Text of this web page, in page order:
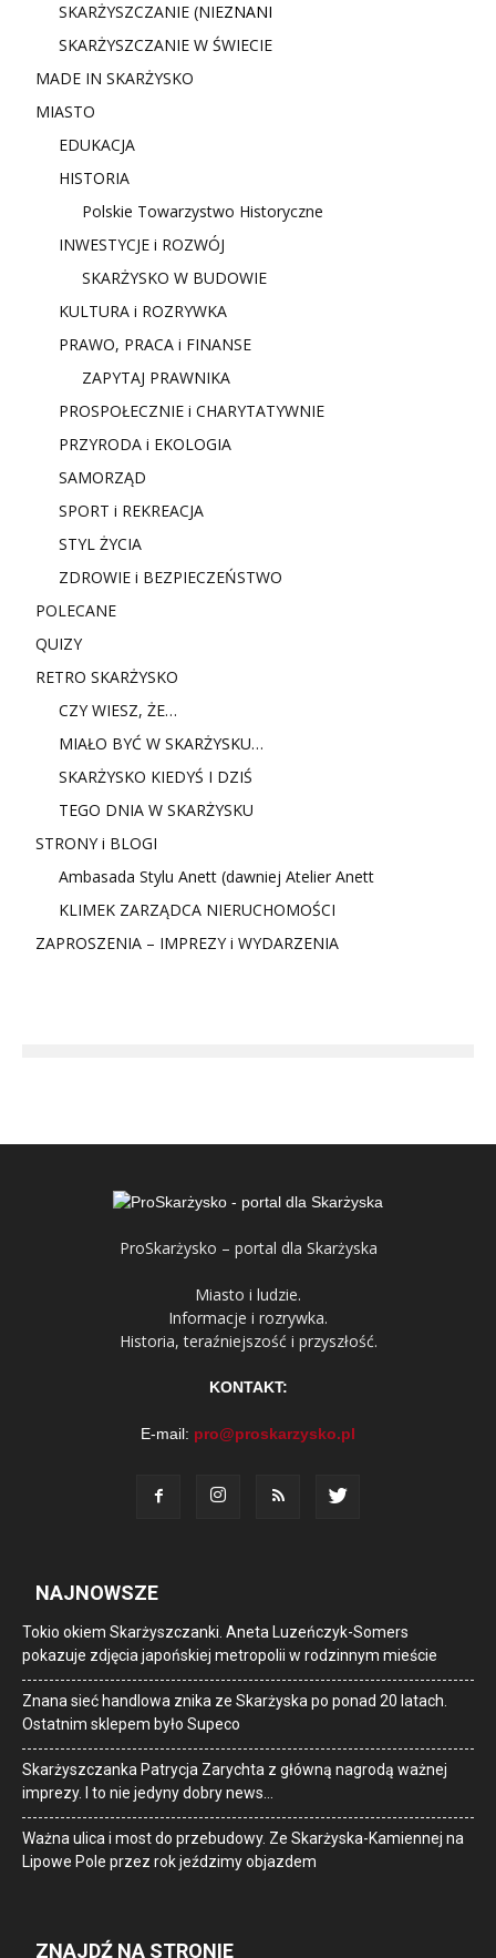
SKARŻYSZCZANIE (NIEZNANI
SKARŻYSZCZANIE W ŚWIECIE
MADE IN SKARŻYSKO
MIASTO
EDUKACJA
HISTORIA
Polskie Towarzystwo Historyczne
INWESTYCJE i ROZWÓJ
SKARŻYSKO W BUDOWIE
KULTURA i ROZRYWKA
PRAWO, PRACA i FINANSE
ZAPYTAJ PRAWNIKA
PROSPOŁECZNIE i CHARYTATYWNIE
PRZYRODA i EKOLOGIA
SAMORZĄD
SPORT i REKREACJA
STYL ŻYCIA
ZDROWIE i BEZPIECZEŃSTWO
POLECANE
QUIZY
RETRO SKARŻYSKO
CZY WIESZ, ŻE…
MIAŁO BYĆ W SKARŻYSKU…
SKARŻYSKO KIEDYŚ I DZIŚ
TEGO DNIA W SKARŻYSKU
STRONY i BLOGI
Ambasada Stylu Anett (dawniej Atelier Anett
KLIMEK ZARZĄDCA NIERUCHOMOŚCI
ZAPROSZENIA – IMPREZY i WYDARZENIA
ProSkarżysko – portal dla Skarżyska
Miasto i ludzie.
Informacje i rozrywka.
Historia, teraźniejszość i przyszłość.
KONTAKT:
E-mail: pro@proskarzysko.pl
NAJNOWSZE
Tokio okiem Skarżyszczanki. Aneta Luzeńczyk-Somers
pokazuje zdjęcia japońskiej metropolii w rodzinnym mieście
Znana sieć handlowa znika ze Skarżyska po ponad 20 latach.
Ostatnim sklepem było Supeco
Skarżyszczanka Patrycja Zarychta z główną nagrodą ważnej
imprezy. I to nie jedyny dobry news…
Ważna ulica i most do przebudowy. Ze Skarżyska-Kamiennej na
Lipowe Pole przez rok jeździmy objazdem
ZNAJDŹ NA STRONIE